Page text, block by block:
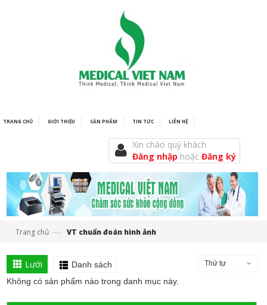
TRANG CHỦ GIỚI THIỆU SẢN PHẨM TIN TỨC LIÊN HỆ
Xin chào quý khách
Đăng nhập hoặcĐăng ký
Trang chủ —› VT chuẩn đoán hình ảnh
Lưới Danh sách Thứ tự
Không có sản phẩm nào trong danh mục này.